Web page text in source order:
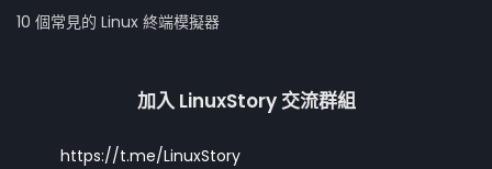
10 個常見的 Linux 終端模擬器
加入 LinuxStory 交流群組
https://t.me/LinuxStory